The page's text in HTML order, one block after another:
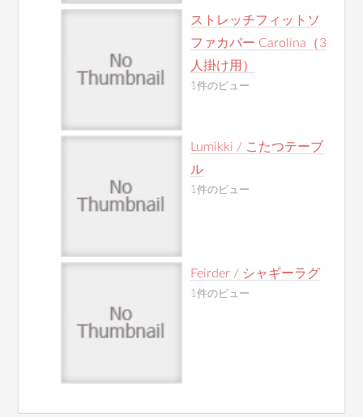
ストレッチフィットソ
ファカバー Carolina（3
人掛け用）
1件のビュー
Lumikki / こたつテーブ
ル
1件のビュー
Feirder / シャギーラグ
1件のビュー